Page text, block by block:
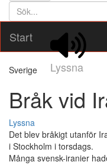
Söktext
Start
Lyssna
Sverige
Bråk vid
Lyssna
Det blev bråkigt utanför
i Stockholm i torsdags.
Många svensk-iranier